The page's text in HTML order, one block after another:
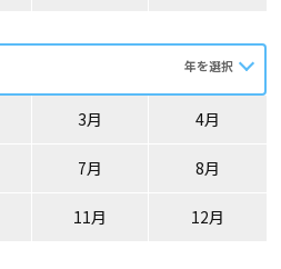
3月 4月
7月 8月
11月 12月